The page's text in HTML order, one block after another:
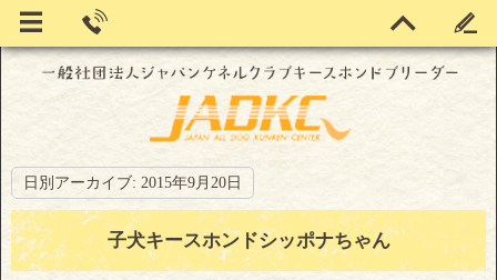
日別アーカイブ: 2015年9月20日
子犬キースホンドシッポナちゃん